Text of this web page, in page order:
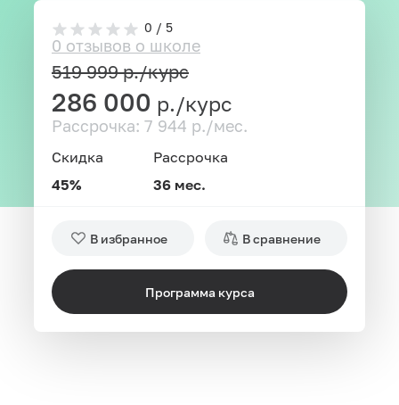
0 / 5
0 отзывов о школе
519 999р./курс
286 000 р./курс
Рассрочка: 7 944 р./мес.
Скидка
45%
Рассрочка
36 мес.
В избранное В сравнение
Программа курса